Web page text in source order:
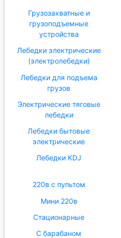
Грузозахватные и
грузоподъемные
устройства
Лебедки электрические
(электролебедки)
Лебедки для подъема
грузов
Электрические тяговые
лебедки
Лебедки бытовые
электрические
Лебедки KDJ
220в с пультом
Мини 220в
Стационарные
С барабаном